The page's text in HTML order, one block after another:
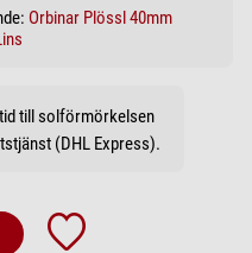
Orbinar Plössl 40mm
till solförmörkelsen
(DHL Express).